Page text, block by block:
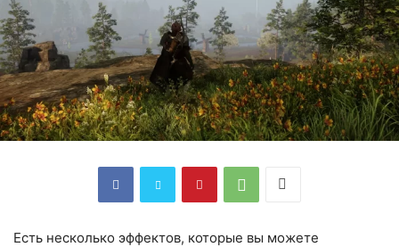
Есть несколько эффектов, которые вы можете